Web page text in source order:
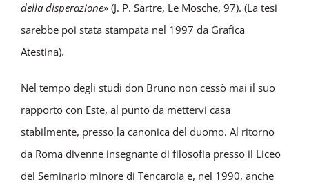
della disperazione» (J. P. Sartre, Le Mosche, 97). (La tesi
sarebbe poi stata stampata nel 1997 da Grafica
Atestina).
Nel tempo degli studi don Bruno non cessò mai il suo
rapporto con Este, al punto da mettervi casa
stabilmente, presso la canonica del duomo. Al ritorno
da Roma divenne insegnante di filosofia presso il Liceo
del Seminario minore di Tencarola e, nel 1990, anche